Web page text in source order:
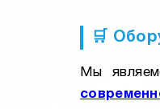
🛒
Мы